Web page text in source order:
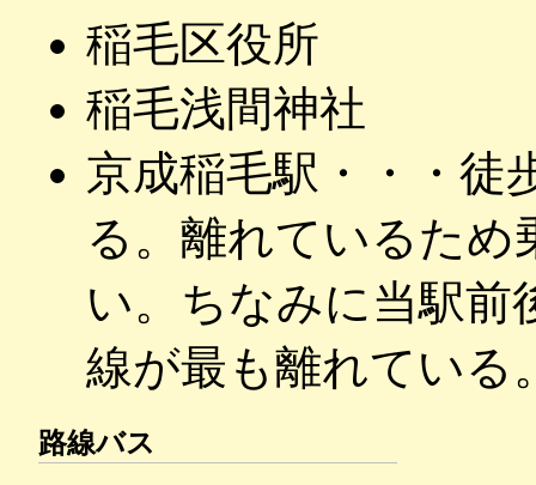
稲毛区役所
稲毛浅間神社
京成稲毛駅・・・徒
る。離れているた
い。ちなみに当駅前
線が最も離れている
路線バス